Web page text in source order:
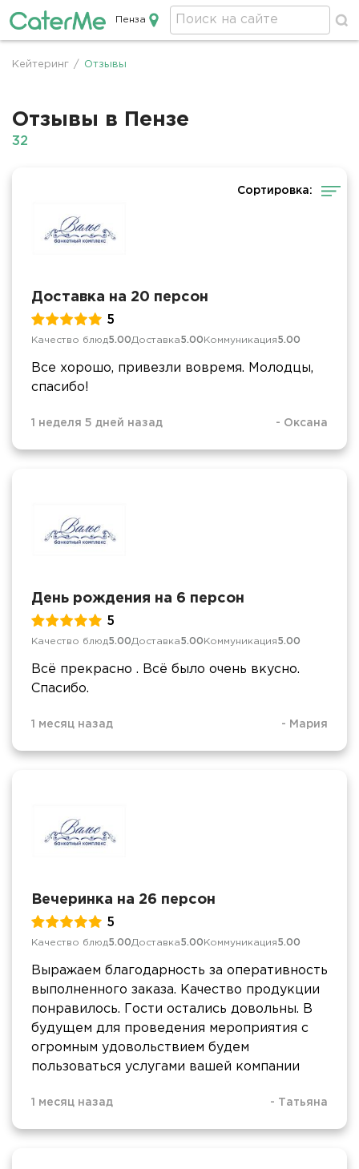
Кейтеринг в Пензе
Пенза
Строка
Кейтеринг / Отзывы
Отзывы в Пензе
32
Сортировка:
Доставка на 20 персон
5
Качество блюд5.00Доставка5.00 Коммуникация5.00
Все хорошо, привезли вовремя. Молодцы,
спасибо!
1 неделя 5 дней назад - Оксана
День рождения на 6 персон
5
Качество блюд5.00Доставка5.00 Коммуникация5.00
Всё прекрасно . Всё было очень вкусно.
Спасибо.
1 месяц назад - Мария
Вечеринка на 26 персон
5
Качество блюд5.00Доставка5.00 Коммуникация5.00
Выражаем благодарность за оперативность
выполненного заказа. Качество продукции
понравилось. Гости остались довольны. В
будущем для проведения мероприятия с
огромным удовольствием будем
пользоваться услугами вашей компании
1 месяц назад - Татьяна